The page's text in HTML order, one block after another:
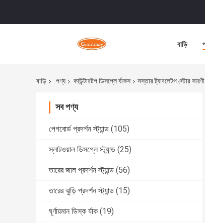
বাড়ি
বাড়ি পণ্য কাউন্টারটপ ডিসপ্লে র্যাকস সস্তার ট্যাবলেটপ স্টোর
সব পণ্য
পেগবোর্ড প্রদর্শন স্ট্যান্ড (105)
স্লাটওয়াল ডিসপ্লে স্ট্যান্ড (25)
তারের জাল প্রদর্শন স্ট্যান্ড (56)
তারের ঝুড়ি প্রদর্শন স্ট্যান্ড (15)
ঘূর্ণায়মান ডিস্ক র্যাক (19)